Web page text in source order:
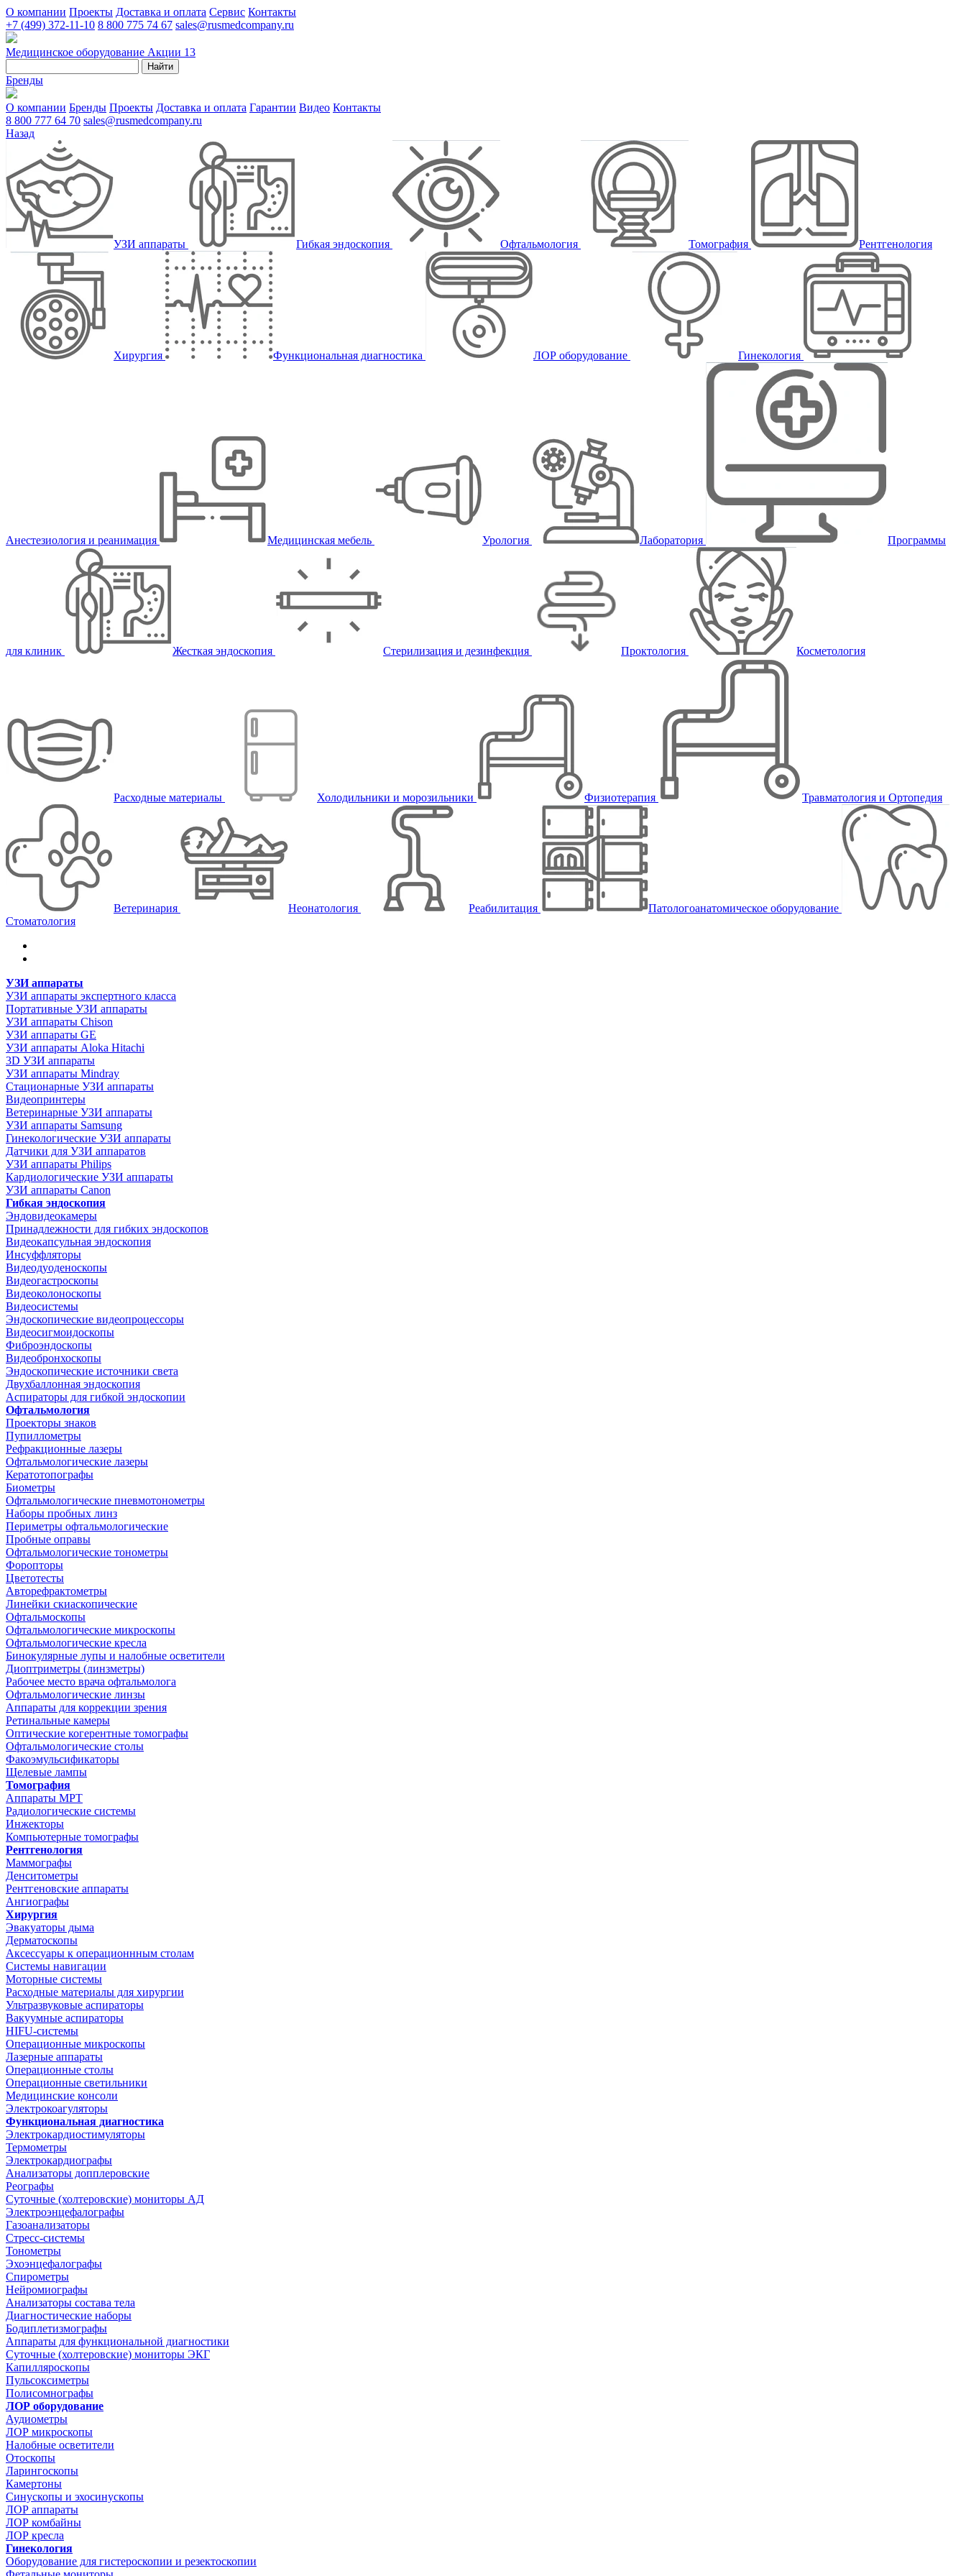
О компании Проекты Доставка и оплата Сервис Контакты
+7 (499) 372-11-10 8 800 775 74 67 sales@rusmedcompany.ru
Медицинское оборудование Акции 13
Найти
Бренды
О компании Бренды Проекты Доставка и оплата Гарантии Видео Контакты
8 800 777 64 70 sales@rusmedcompany.ru
Назад
УЗИ аппараты Гибкая эндоскопия Офтальмология Томография Рентгенология
Хирургия Функциональная диагностика ЛОР оборудование Гинекология
Анестезиология и реанимация Медицинская мебель Урология Лаборатория Программы
для клиник Жесткая эндоскопия Стерилизация и дезинфекция Проктология Косметология
Расходные материалы Холодильники и морозильники Физиотерапия Травматология и Ортопедия
Ветеринария Неонатология Реабилитация
Патологоанатомическое оборудование
Стоматология
УЗИ аппараты
УЗИ аппараты экспертного класса
Портативные УЗИ аппараты
УЗИ аппараты Chison
УЗИ аппараты GE
УЗИ аппараты Aloka Hitachi
3D УЗИ аппараты
УЗИ аппараты Mindray
Стационарные УЗИ аппараты
Видеопринтеры
Ветеринарные УЗИ аппараты
УЗИ аппараты Samsung
Гинекологические УЗИ аппараты
Датчики для УЗИ аппаратов
УЗИ аппараты Philips
Кардиологические УЗИ аппараты
УЗИ аппараты Canon
Гибкая эндоскопия
Эндовидеокамеры
Принадлежности для гибких эндоскопов
Видеокапсульная эндоскопия
Инсуффляторы
Видеодуоденоскопы
Видеогастроскопы
Видеоколоноскопы
Видеосистемы
Эндоскопические видеопроцессоры
Видеосигмоидоскопы
Фиброэндоскопы
Видеобронхоскопы
Эндоскопические источники света
Двухбаллонная эндоскопия
Аспираторы для гибкой эндоскопии
Офтальмология
Проекторы знаков
Пупиллометры
Рефракционные лазеры
Офтальмологические лазеры
Кератотопографы
Биометры
Офтальмологические пневмотонометры
Наборы пробных линз
Периметры офтальмологические
Пробные оправы
Офтальмологические тонометры
Форопторы
Цветотесты
Авторефрактометры
Линейки скиаскопические
Офтальмоскопы
Офтальмологические микроскопы
Офтальмологические кресла
Бинокулярные лупы и налобные осветители
Диоптриметры (линзметры)
Рабочее место врача офтальмолога
Офтальмологические линзы
Аппараты для коррекции зрения
Ретинальные камеры
Оптические когерентные томографы
Офтальмологические столы
Факоэмульсификаторы
Щелевые лампы
Томография
Аппараты МРТ
Радиологические системы
Инжекторы
Компьютерные томографы
Рентгенология
Маммографы
Денситометры
Рентгеновские аппараты
Ангиографы
Хирургия
Эвакуаторы дыма
Дерматоскопы
Аксессуары к операционнным столам
Системы навигации
Моторные системы
Расходные материалы для хирургии
Ультразвуковые аспираторы
Вакуумные аспираторы
HIFU-системы
Операционные микроскопы
Лазерные аппараты
Операционные столы
Операционные светильники
Медицинские консоли
Электрокоагуляторы
Функциональная диагностика
Электрокардиостимуляторы
Термометры
Электрокардиографы
Анализаторы допплеровские
Реографы
Суточные (холтеровские) мониторы АД
Электроэнцефалографы
Газоанализаторы
Стресс-системы
Тонометры
Эхоэнцефалографы
Спирометры
Нейромиографы
Анализаторы состава тела
Диагностические наборы
Бодиплетизмографы
Аппараты для функциональной диагностики
Суточные (холтеровские) мониторы ЭКГ
Капилляроскопы
Пульсоксиметры
Полисомнографы
ЛОР оборудование
Аудиометры
ЛОР микроскопы
Налобные осветители
Отоскопы
Ларингоскопы
Камертоны
Синускопы и эхосинускопы
ЛОР аппараты
ЛОР комбайны
ЛОР кресла
Гинекология
Оборудование для гистероскопии и резектоскопии